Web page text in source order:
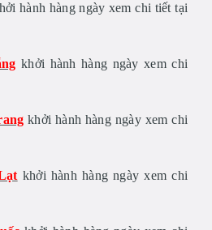
hành hàng ngày xem chi tiết tại
khởi hành hàng ngày xem chi
khởi hành hàng ngày xem chi
khởi hành hàng ngày xem chi